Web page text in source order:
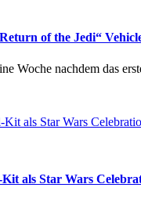
of the Jedi“
Woche nachdem das
als Star Wars